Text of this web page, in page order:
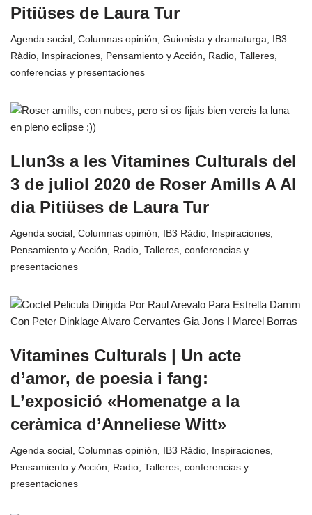
Pitiüses de Laura Tur
Agenda social , Columnas opinión, Guionista y dramaturga,
IB3
Ràdio, Inspiraciones, Pensamiento y Acción, Radio, Talleres,
conferencias y presentaciones
Llun3s a les Vitamines Culturals del
3 de juliol 2020 de Roser Amills A Al
dia Pitiüses de Laura Tur
Agenda social , Columnas opinión, IB3 Ràdio, Inspiraciones,
Pensamiento y Acción, Radio, Talleres, conferencias y
presentaciones
Vitamines Culturals | Un acte
d’amor, de poesia i fang:
L’exposició «Homenatge a la
ceràmica d’Anneliese Witt»
Agenda social , Columnas opinión, IB3 Ràdio, Inspiraciones,
Pensamiento y Acción, Radio, Talleres, conferencias y
presentaciones